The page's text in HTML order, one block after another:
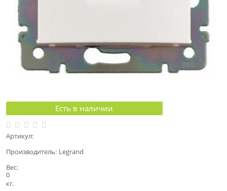
Есть в наличии
Артикул:
Производитель: Legrand
Вес:
0
кг.